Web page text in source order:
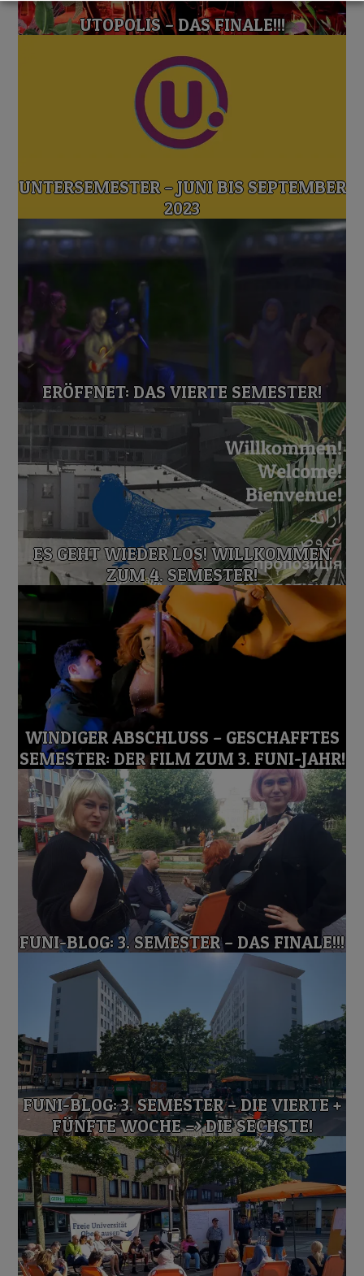
UTOPOLIS – DAS FINALE!!!
UNTERSEMESTER – JUNI BIS SEPTEMBER
2023
ERÖFFNET: DAS VIERTE SEMESTER!
ES GEHT WIEDER LOS! WILLKOMMEN
ZUM 4. SEMESTER!
WINDIGER ABSCHLUSS – GESCHAFFTES
SEMESTER: DER FILM ZUM 3. FUNI-JAHR!
FUNI-BLOG: 3. SEMESTER – DAS FINALE!!!
FUNI-BLOG: 3. SEMESTER – DIE VIERTE +
FÜNFTE WOCHE => DIE SECHSTE!